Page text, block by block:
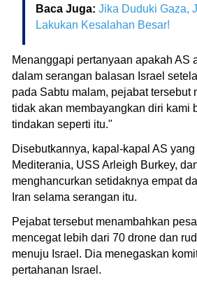
Baca Juga: Jika Duduki Gaza,
Lakukan Kesalahan Besar!
Menanggapi pertanyaan apakah AS
dalam serangan balasan Israel
pada Sabtu malam, pejabat tersebut
tidak akan membayangkan diri kami
tindakan seperti itu."
Disebutkannya, kapal-kapal AS
Mediterania, USS Arleigh Burkey,
menghancurkan setidaknya empat
Iran selama serangan itu.
Pejabat tersebut menambahkan
mencegat lebih dari 70 drone dan
menuju Israel. Dia menegaskan
pertahanan Israel.